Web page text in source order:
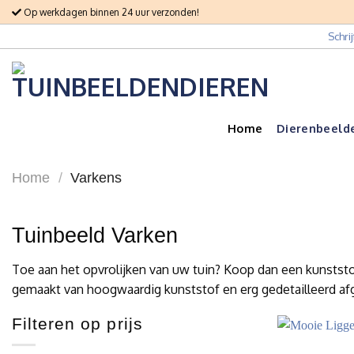
Skip
to
content
Op werkdagen binnen 24 uur verzonden!
Home
Home / Varkens
Tuinbeeld Varken
Toe aan het opvrolijken van uw tuin? Koop dan een
gemaakt van hoogwaardig kunststof en erg gedetailleerd
Filteren op prijs